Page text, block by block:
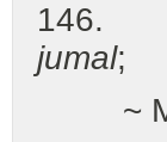
146.
jumal;
~